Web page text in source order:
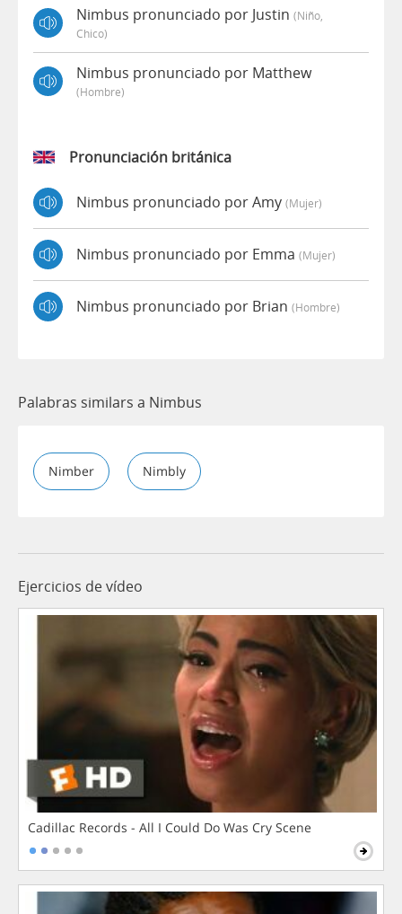
Nimbus pronunciado por Justin (niño,
Chico)
Nimbus pronunciado por Matthew
(hombre)
Pronunciación británica
Nimbus pronunciado por Amy (mujer)
Nimbus pronunciado por Emma (mujer)
Nimbus pronunciado por Brian (hombre)
Palabras similars a Nimbus
Nimber Nimbly
Ejercicios de vídeo
Cadillac Records - All I Could Do Was Cry Scene